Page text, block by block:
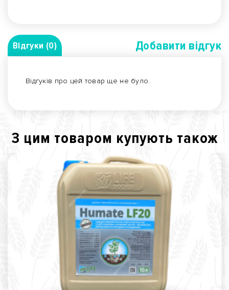
Відгуки (0) Добавити вiдгук
Відгуків про цей товар ще не було.
З цим товаром купують також